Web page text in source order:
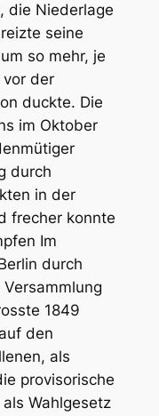
die Niederlage
seine
so mehr, je
der
duckte. Die
im Oktober
durch
in der
frecher konnte
Im
durch
1849
den
als
provisorische
Wahlgesetz